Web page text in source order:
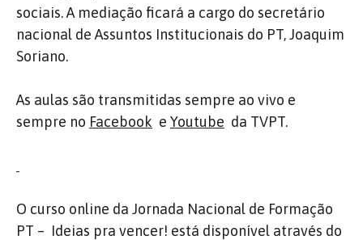
sociais. A mediação ficará a cargo do secretário
nacional de Assuntos Institucionais do PT, Joaquim
Soriano.
As aulas são transmitidas sempre ao vivo e
sempre no Facebook e Youtube da TVPT.
O curso online da Jornada Nacional de Formação
PT – Ideias pra vencer! está disponível através do